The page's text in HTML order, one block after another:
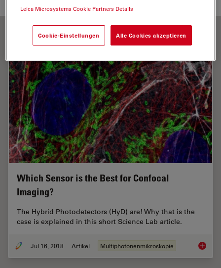
Which Sensor is the Best for Confocal
Imaging?
The Hybrid Photodetectors (HyD) are! Why that is the
case is explained in this short Science Lab article.
Jul 16, 2018 Artikel Multiphotonenmikroskopie Which
Leica Microsystems Cookie Partners Details
Cookie-Einstellungen Alle Cookies akzeptieren